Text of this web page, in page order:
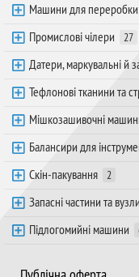
Машини для переробки
Промислові чілери 27
Датери, маркувальні й
Тефлонові тканини та
Мішкозашивочні
Балансири для
Скін-пакування 2
Запасні частини та вузли
Підлогомийні машини